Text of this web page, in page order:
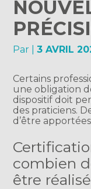
Par |3 AVRIL
Certains
une obligation
dispositif doit
des praticiens.
d’être
combien
être